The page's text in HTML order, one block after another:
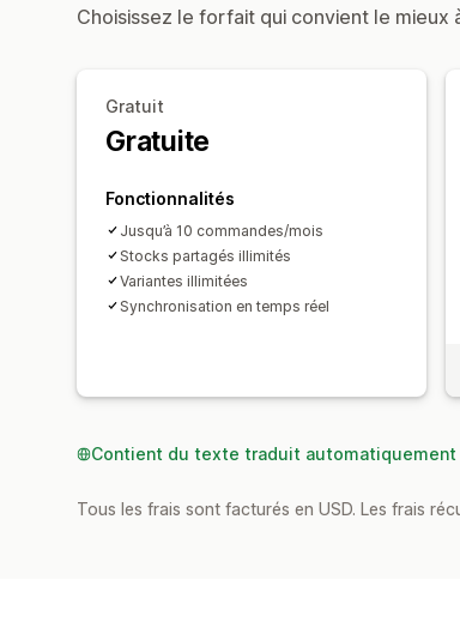
Choisissez le forfait qui convient le mieux
Gratuit
Gratuite
Fonctionnalités
Jusqu’à 10 commandes/mois
Stocks partagés illimités
Variantes illimitées
Synchronisation en temps réel
Contient du texte traduit automatiquement
Tous les frais sont facturés en USD. Les frais